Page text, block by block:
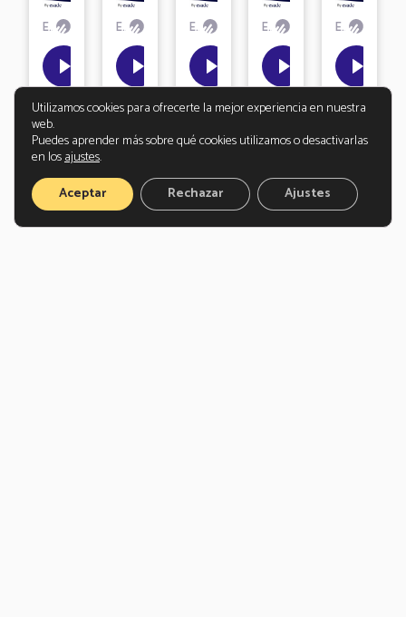
Utilizamos cookies para ofrecerte la mejor experiencia en nuestra
web.
Puedes aprender más sobre qué cookies utilizamos o desactivarlas
en losajustes.
Aceptar
Rechazar Ajustes